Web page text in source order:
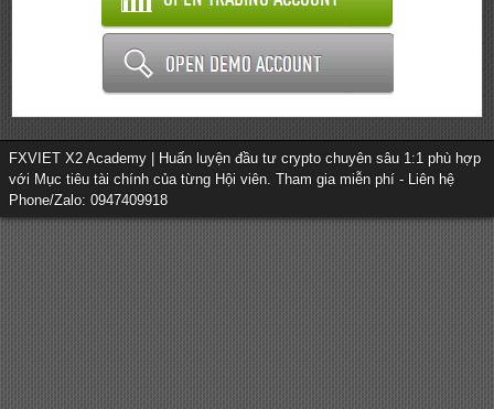
FXVIET X2 Academy | Huấn luyện đầu tư crypto chuyên sâu 1:1 phù hợp
với Mục tiêu tài chính của từng Hội viên. Tham gia miễn phí - Liên hệ
Phone/Zalo: 0947409918